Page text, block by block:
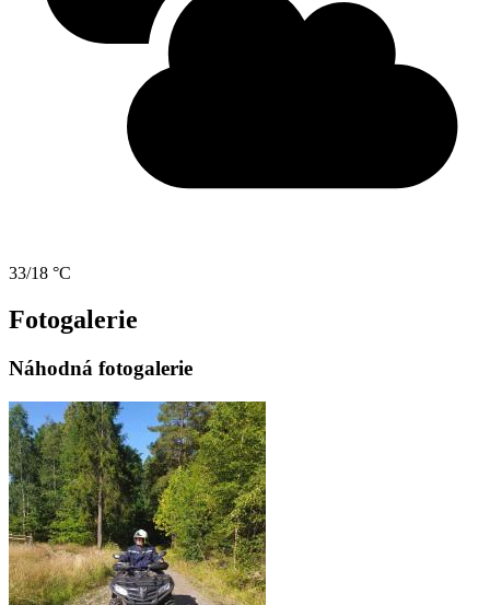
33/18 °C
Fotogalerie
Náhodná fotogalerie